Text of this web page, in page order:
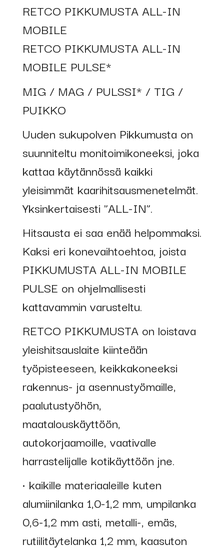
RETCO PIKKUMUSTA ALL-IN
MOBILE
RETCO PIKKUMUSTA ALL-IN
MOBILE PULSE*
MIG / MAG / PULSSI* / TIG /
PUIKKO
Uuden sukupolven Pikkumusta on
suunniteltu monitoimikoneeksi, joka
kattaa käytännössä kaikki
yleisimmät kaarihitsausmenetelmät.
Yksinkertaisesti ”ALL-IN”.
Hitsausta ei saa enää helpommaksi.
Kaksi eri konevaihtoehtoa, joista
PIKKUMUSTA ALL-IN MOBILE
PULSE on ohjelmallisesti
kattavammin varusteltu.
RETCO PIKKUMUSTA on loistava
yleishitsauslaite kiinteään
työpisteeseen, keikkakoneeksi
rakennus- ja asennustyömaille,
paalutustyöhön,
maatalouskäyttöön,
autokorjaamoille, vaativalle
harrastelijalle kotikäyttöön jne.
• kaikille materiaaleille kuten
alumiinilanka 1,0-1,2 mm, umpilanka
0,6-1,2 mm asti, metalli-, emäs,
rutiilitäytelanka 1,2 mm, kaasuton